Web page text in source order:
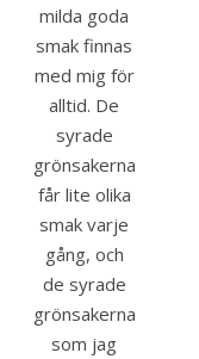
milda goda
smak finnas
med mig för
alltid. De
syrade
grönsakerna
får lite olika
smak varje
gång, och
de syrade
grönsakerna
som jag